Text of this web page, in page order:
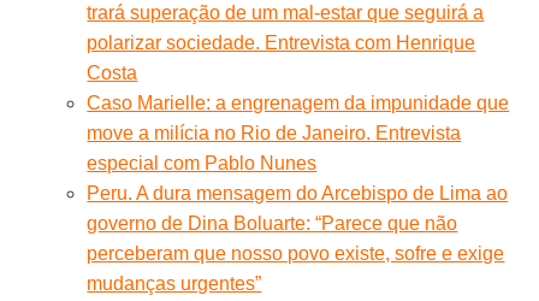
trará superação de um mal-estar que seguirá a
polarizar sociedade. Entrevista com Henrique
Costa
Caso Marielle: a engrenagem da impunidade que
move a milícia no Rio de Janeiro. Entrevista
especial com Pablo Nunes
Peru. A dura mensagem do Arcebispo de Lima ao
governo de Dina Boluarte: “Parece que não
perceberam que nosso povo existe, sofre e exige
mudanças urgentes”